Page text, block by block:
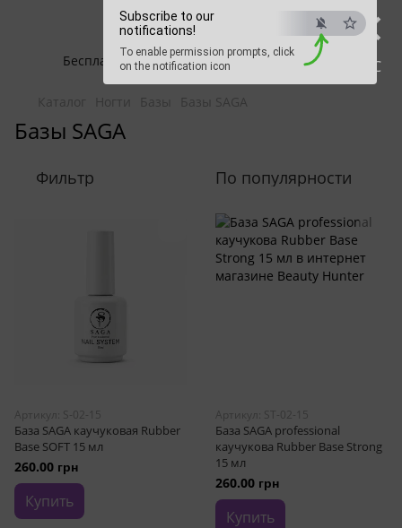
×
ESC
Subscribe to our
notifications!
To enable permission prompts, click
on the notification icon
Beauty Hunter
Бесплатная доставка при заказе от 2500 грн
Каталог Ногти Базы Базы SAGA
Базы SAGA
Фильтр По популярности
Артикул: S-02-15
База SAGA каучуковая Rubber
Base SOFT 15 мл
260.00 грн
Купить
Артикул: ST-02-15
База SAGA professional
каучукова Rubber Base Strong
15 мл
260.00 грн
Купить